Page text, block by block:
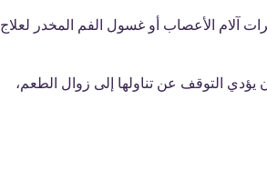
آلام الأعصاب أو غسول الفم المخدر لعلاج
التوقف عن تناولها إلى زوال الطعم،